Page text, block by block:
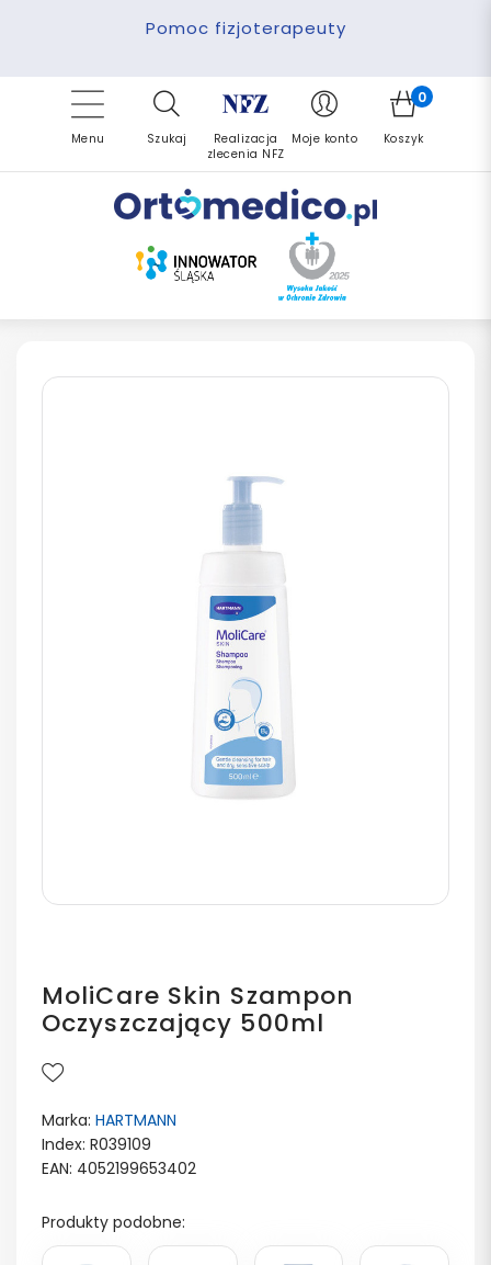
Darmowa dostawa
Pomoc fizjoterapeuty
Finansowanie PFRON
Refundacja NFZ
Zrealizuj zlecenie ponownie
Menu Szukaj
Realizacja
zlecenia NFZ
Moje konto
0
Koszyk
MoliCare Skin Szampon
Oczyszczający 500ml
Marka: HARTMANN
Index: R039109
EAN: 4052199653402
Produkty podobne: